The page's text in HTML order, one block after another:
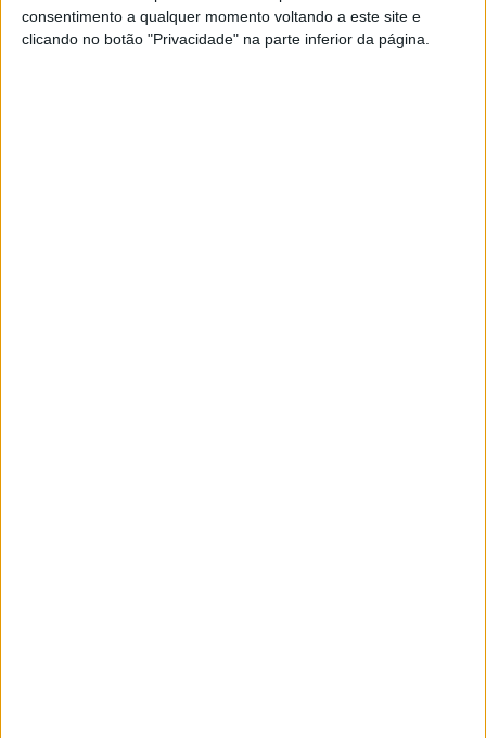
consentimento a qualquer momento voltando a este site e
clicando no botão "Privacidade" na parte inferior da página.
lugar mais baixo do pódio. Os homens da Husqvarna, Billy
Bolt e Alfredo Gomez, completam o top cinco, posições a